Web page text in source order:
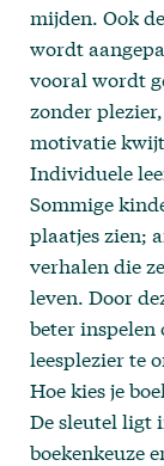
mijden. Ook
wordt
vooral wordt
zonder
motivatie
Individuele
Sommige
plaatjes zien;
verhalen die
leven. Door
beter
leesplezier te
Hoe kies je
De sleutel ligt
boekenkeuze